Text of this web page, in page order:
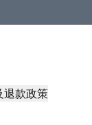
退款政策